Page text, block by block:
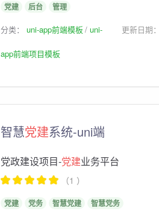
党建 后台 管理
分类： uni-app前端模板 uni-
app前端项目模板
更新日期
智慧党建系统-uni端
党政建设项目-党建业务平台
（1 ）
党建 党务 智慧党建 智慧党务